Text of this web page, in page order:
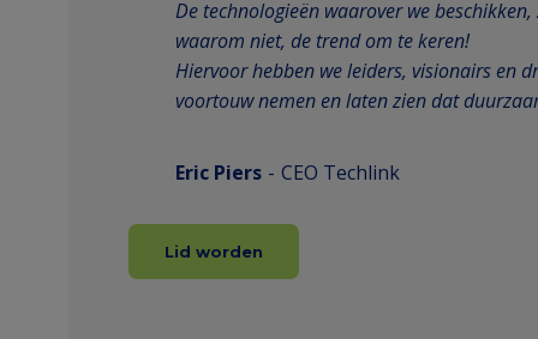
De technologieën waarover we
waarom niet, de trend om te keren!
Hiervoor hebben we leiders, visionairs en
voortouw nemen en laten zien dat
Eric Piers CEO Techlink
Lid worden